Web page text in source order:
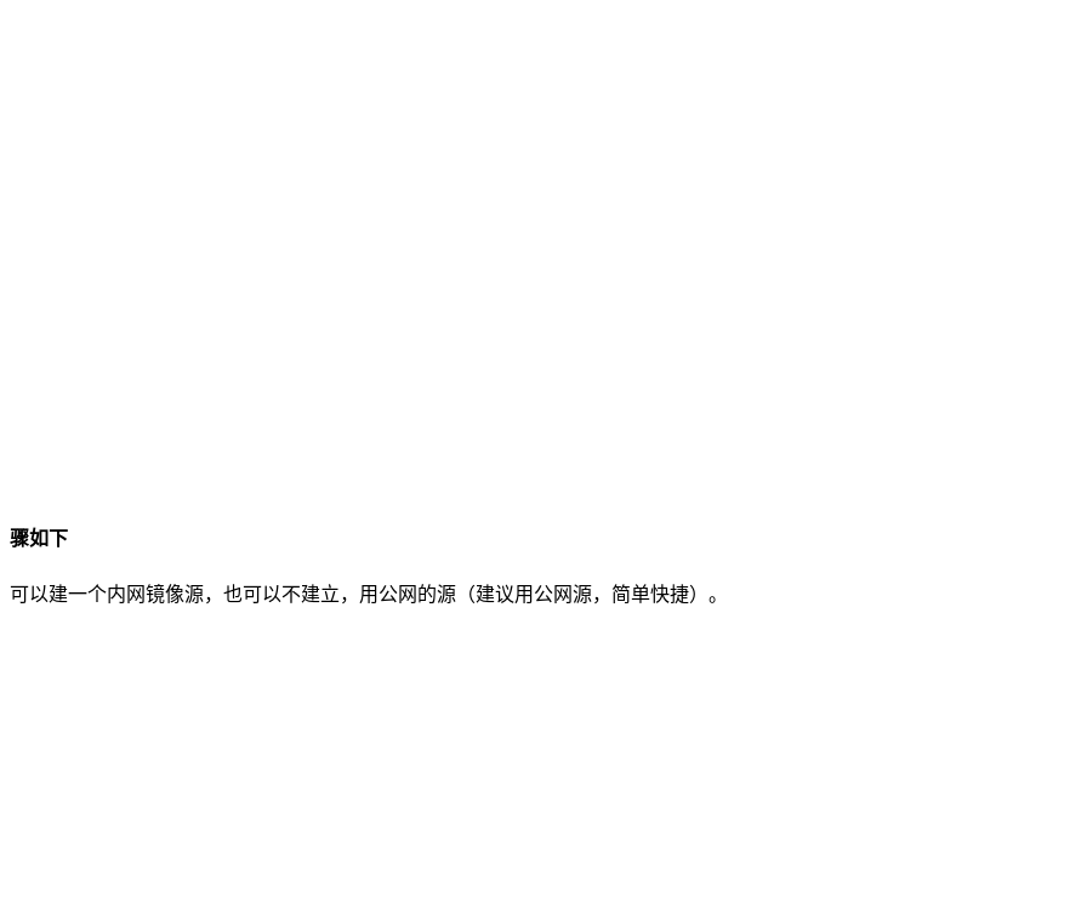
骤如下
可以建一个内网镜像源，也可以不建立，用公网的源（建议用公网源，简单快捷）。